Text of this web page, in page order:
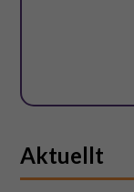
Aktuellt